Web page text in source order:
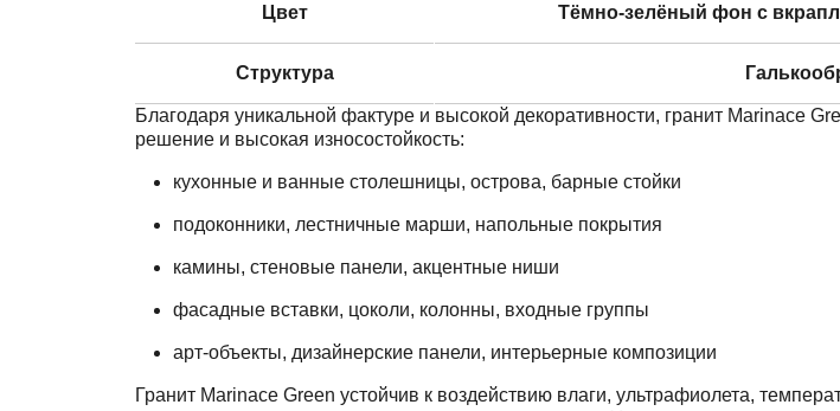
Цвет Тёмно-зелёный фон с
Структура
Благодаря уникальной фактуре и высокой декоративности, гранит Marinace
решение и высокая износостойкость:
кухонные и ванные столешницы, острова, барные стойки
подоконники, лестничные марши, напольные покрытия
камины, стеновые панели, акцентные ниши
фасадные вставки, цоколи, колонны, входные группы
арт-объекты, дизайнерские панели, интерьерные композиции
Гранит Marinace Green устойчив к воздействию влаги, ультрафиолета,